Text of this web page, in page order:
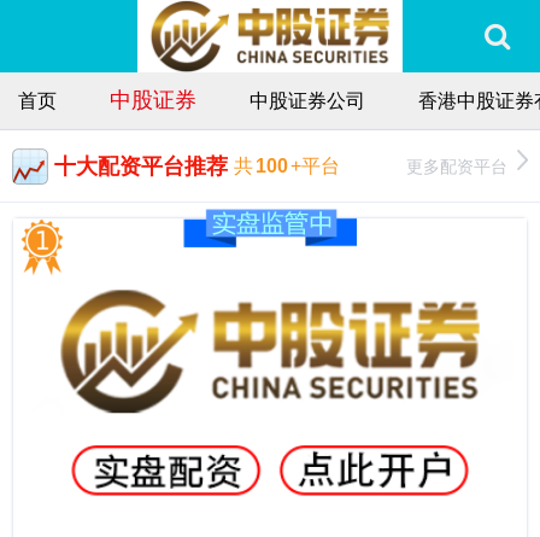
首页 中股证券 中股证券公司 香港中股证券
十大配资平台推荐 共100+平台 更多配资平台